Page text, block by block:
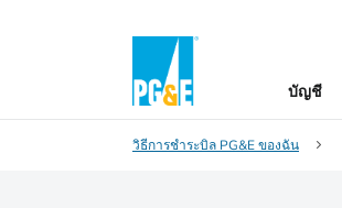
บัญชี
วิธีการชำระบิล PG&E ของฉัน